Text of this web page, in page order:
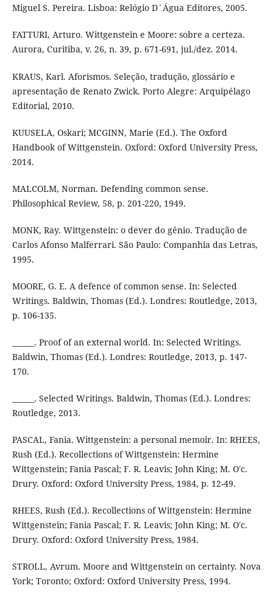
Miguel S. Pereira. Lisboa: Relógio D´Água Editores, 2005.
FATTURI, Arturo. Wittgenstein e Moore: sobre a certeza.
Aurora, Curitiba, v. 26, n. 39, p. 671-691, jul./dez. 2014.
KRAUS, Karl. Aforismos. Seleção, tradução, glossário e
apresentação de Renato Zwick. Porto Alegre: Arquipélago
Editorial, 2010.
KUUSELA, Oskari; MCGINN, Marie (Ed.). The Oxford
Handbook of Wittgenstein. Oxford: Oxford University Press,
2014.
MALCOLM, Norman. Defending common sense.
Philosophical Review, 58, p. 201-220, 1949.
MONK, Ray. Wittgenstein: o dever do gênio. Tradução de
Carlos Afonso Malferrari. São Paulo: Companhia das Letras,
1995.
MOORE, G. E. A defence of common sense. In: Selected
Writings. Baldwin, Thomas (Ed.). Londres: Routledge, 2013,
p. 106-135.
______. Proof of an external world. In: Selected Writings.
Baldwin, Thomas (Ed.). Londres: Routledge, 2013, p. 147-
170.
______. Selected Writings. Baldwin, Thomas (Ed.). Londres:
Routledge, 2013.
PASCAL, Fania. Wittgenstein: a personal memoir. In: RHEES,
Rush (Ed.). Recollections of Wittgenstein: Hermine
Wittgenstein; Fania Pascal; F. R. Leavis; John King; M. O'c.
Drury. Oxford: Oxford University Press, 1984, p. 12-49.
RHEES, Rush (Ed.). Recollections of Wittgenstein: Hermine
Wittgenstein; Fania Pascal; F. R. Leavis; John King; M. O'c.
Drury. Oxford: Oxford University Press, 1984.
STROLL, Avrum. Moore and Wittgenstein on certainty. Nova
York; Toronto; Oxford: Oxford University Press, 1994.